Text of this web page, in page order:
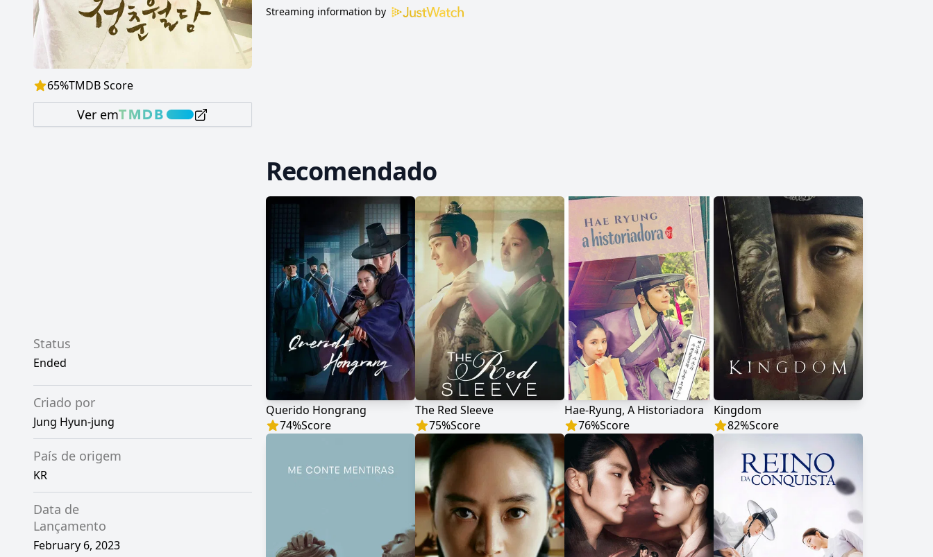
65%TMDB Score
Ver em
Streaming information by
Status
Ended
Criado por
Jung Hyun-jung
País de origem
KR
Data de
Lançamento
February 6, 2023
Recomendado
Querido Hongrang
74%Score
The Red Sleeve
75%Score
Hae-Ryung, A Historiadora
76%Score
Kingdom
82%Score